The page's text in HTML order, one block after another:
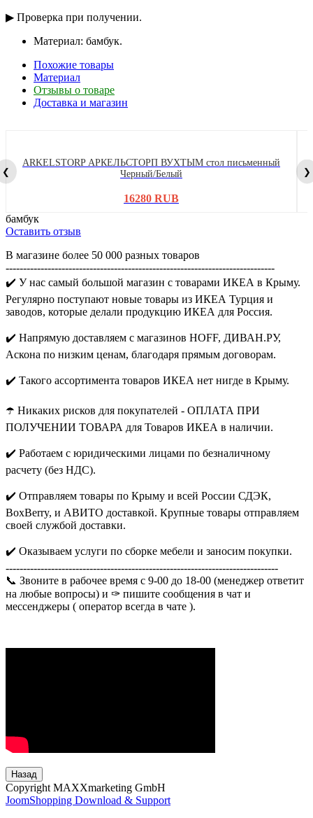
▶ Проверка при получении.
Материал: бамбук.
Похожие товары
Материал
Отзывы о товаре
Доставка и магазин
❮
ARKELSTORP АРКЕЛЬСТОРП ВУХТЫМ стол письменный
Черный/Белый
16280 RUB
❯
бамбук
Оставить отзыв
В магазине более 50 000 разных товаров
-----------------------------------------------------------------------------
✔️ У нас самый большой магазин с товарами ИКЕА в Крыму.
Регулярно поступают новые товары из ИКЕА Турция и
заводов, которые делали продукцию ИКЕА для Россия.
✔️ Напрямую доставляем с магазинов HOFF, ДИВАН.РУ,
Аскона по низким ценам, благодаря прямым договорам.
✔️ Такого ассортимента товаров ИКЕА нет нигде в Крыму.
☂️ Никаких рисков для покупателей - ОПЛАТА ПРИ
ПОЛУЧЕНИИ ТОВАРА для Товаров ИКЕА в наличии.
✔️ Работаем с юридическими лицами по безналичному
расчету (без НДС).
✔️ Отправляем товары по Крыму и всей России СДЭК,
BoxBerry, и АВИТО доставкой. Крупные товары отправляем
своей службой доставки.
✔️ Оказываем услуги по сборке мебели и заносим покупки.
------------------------------------------------------------------------------
📞 Звоните в рабочее время с 9-00 до 18-00 (менеджер ответит
на любые вопросы) и ✑ пишите сообщения в чат и
мессенджеры ( оператор всегда в чате ).
Назад
Copyright MAXXmarketing GmbH
JoomShopping Download & Support